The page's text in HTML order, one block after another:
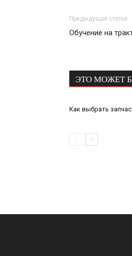
Предыдущая статья
Обучение на
ЭТО МОЖЕТ
Как выбрать